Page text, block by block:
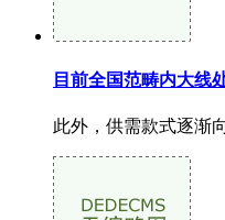
目前全国范畴内大线
此外，供需款式逐渐